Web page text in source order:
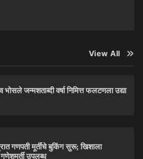
View All
भोसले जन्मशताब्दी वर्षा निमित्त फलटणला उद्या
गणपती मूर्तींचे बुकिंग सुरू; खिशाला
गणेशमूर्ती उपलब्ध